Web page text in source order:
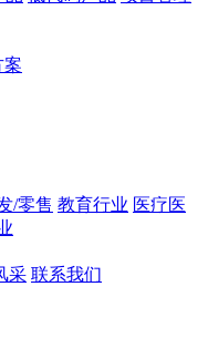
案
/零售 教育行业 医疗医
采 联系我们